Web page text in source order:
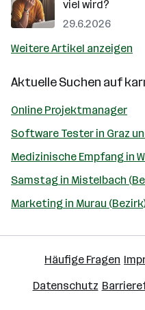
viel wird?
29.6.2026
Weitere Artikel anzeigen
Aktuelle Suchen auf
Online Projektmanager
Software Tester in Graz
Medizinische Empfang in
Samstag in Mistelbach
Marketing in Murau
Häufige Fragen
Datenschutz